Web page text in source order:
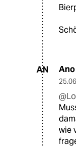
AN
wie